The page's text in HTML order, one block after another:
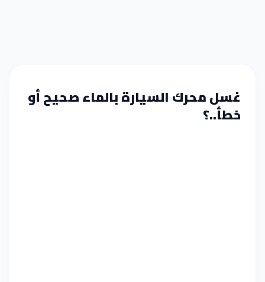
غسل محرك السيارة بالماء صحيح أو
خطأ..؟